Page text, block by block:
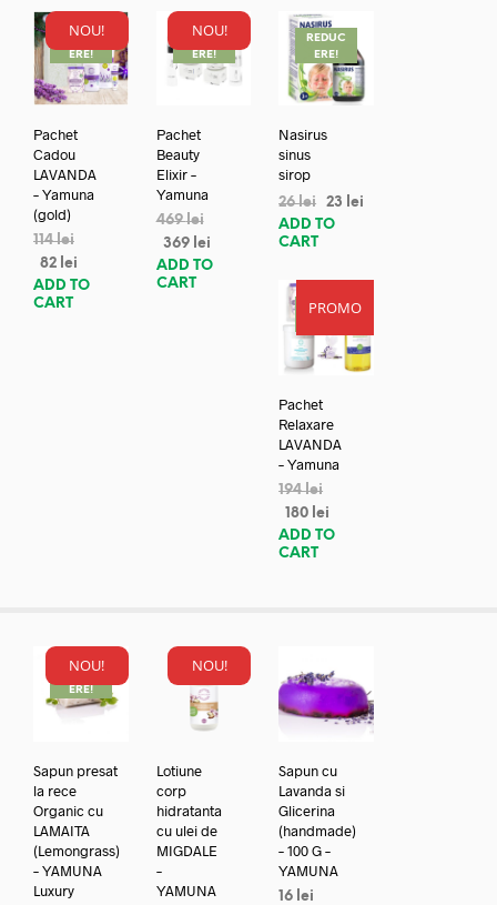
NOU!
REDUC
ERE!
Pachet
Cadou
LAVANDA
– Yamuna
(gold)
114lei
82 lei
ADD TO
CART
NOU!
REDUC
ERE!
Pachet
Beauty
Elixir –
Yamuna
469lei
369 lei
ADD TO
CART
REDUC
ERE!
Nasirus
sinus
sirop
26lei 23
lei
ADD TO
CART
PROMO
REDUC
Pachet
Relaxare
LAVANDA
– Yamuna
194lei
180 lei
ADD TO
CART
NOU!
REDUC
ERE!
Sapun presat
la rece
Organic cu
LAMAITA
(Lemongrass)
– YAMUNA
Luxury
NOU!
Lotiune
corp
hidratanta
cu ulei de
MIGDALE
–
YAMUNA
Sapun cu
Lavanda si
Glicerina
(handmade)
– 100 G –
YAMUNA
16 lei